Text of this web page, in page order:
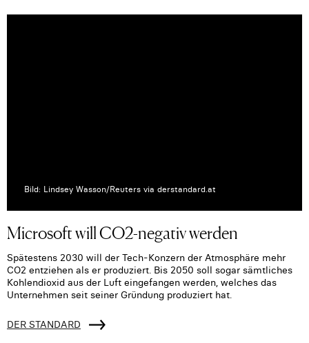
Bild: Lindsey Wasson/Reuters via derstandard.at
Microsoft will CO2-negativ werden
Spätestens 2030 will der Tech-Konzern der Atmosphäre mehr
CO2 entziehen als er produziert. Bis 2050 soll sogar sämtliches
Kohlendioxid aus der Luft eingefangen werden, welches das
Unternehmen seit seiner Gründung produziert hat.
DER STANDARD